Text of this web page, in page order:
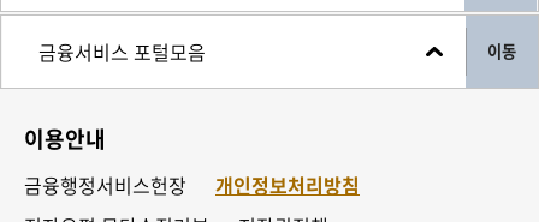
이동
이용안내
금융행정서비스헌장
개인정보처리방침